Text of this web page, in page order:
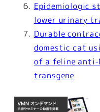
Epidemiologic
lower urinary
Durable
domestic cat
of a feline anti-
transgene